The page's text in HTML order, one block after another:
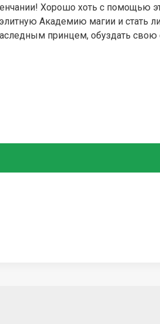
Хорошо хоть с помощью
Академию магии и стать
принцем, обуздать свою